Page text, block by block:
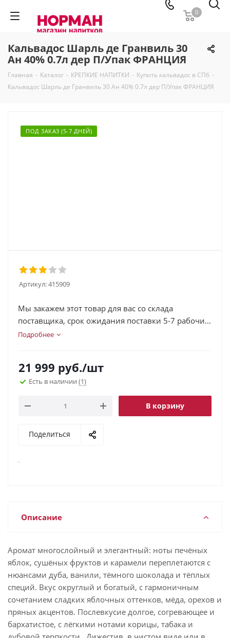
0
Кальвадос Шарль де Гранвиль 30
Ан 40% 0.7л дер П/Упак ФРАНЦИЯ
Главная - Каталог - КРЕПКИЕ НАПИТКИ - Купить кальвадос в СПб -
Кальвадос Шарль де Гранвиль 30 Ан 40% 0.7л дер П/Упак ФРАНЦИЯ
ПОД ЗАКАЗ (5-7 ДНЕЙ)
Артикул:415909
Мы закажем этот товар для вас со склада
поставщика, срок ожидания поставки 5-7 рабочих
дней.
Подробнее
21 999 руб./шт
Есть в наличии (1)
В корзину
Поделиться
.
Описание
Аромат многослойный и элегантный: ноты печёных
яблок, сушёных фруктов и карамели переплетаются с
нюансами дуба, ванили, тёмного шоколада и тёплых
специй. Вкус округлый и богатый, с гармоничным
сочетанием сладких яблочных оттенков, мёда, орехов и
пряных акцентов. Послевкусие долгое, согревающее и
бархатистое, с лёгкими нотами корицы, табака и